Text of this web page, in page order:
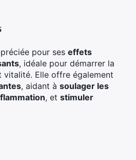
pour ses effets
, idéale pour démarrer la
vitalité. Elle offre également
, aidant à soulager les
, et stimuler